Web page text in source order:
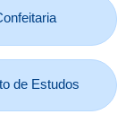
de Estudos